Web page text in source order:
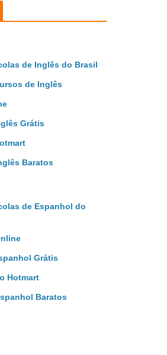
de Inglês do Brasil
de Inglês
Grátis
Baratos
de Espanhol do
Grátis
Hotmart
Baratos